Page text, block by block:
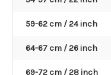
59-62 cm / 24 inch
64-67 cm / 26 inch
69-72 cm / 28 inch